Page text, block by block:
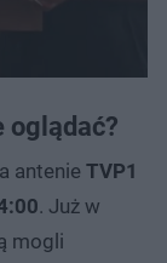
oglądać?
antenie TVP1
. Już w
mogli